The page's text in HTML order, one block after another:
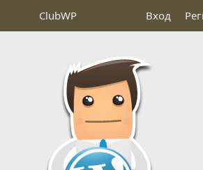
ClubWP Вход